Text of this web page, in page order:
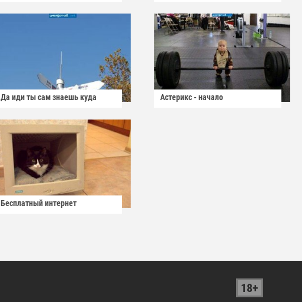
Да иди ты сам знаешь куда Астерикс - начало
Бесплатный интернет
18+